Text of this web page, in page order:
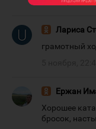
Лариса
грамотный
Ержан
Хорошее
бросок,